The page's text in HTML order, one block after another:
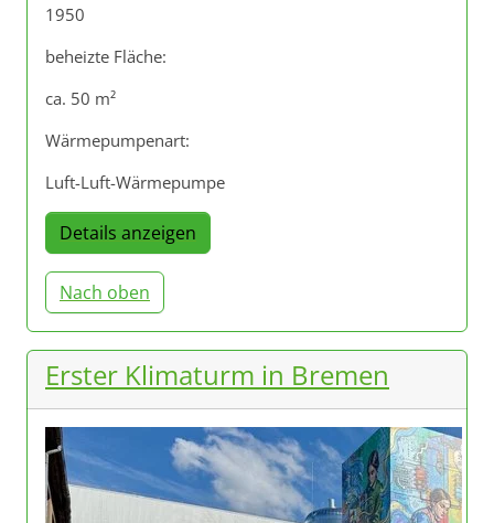
1950
beheizte Fläche:
ca. 50 m²
Wärmepumpenart:
Luft-Luft-Wärmepumpe
Details anzeigen
Nach oben
Erster Klimaturm in Bremen